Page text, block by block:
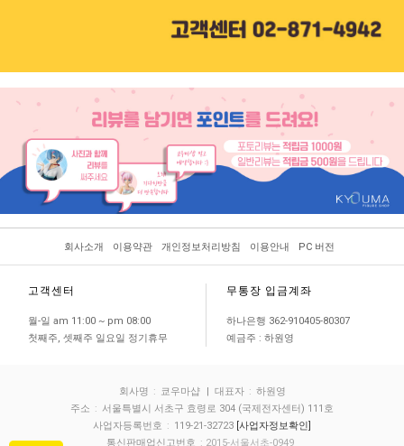
회사소개 이용약관 개인정보처리방침 이용안내 PC 버전
고객센터
월-일 am 11:00 ~ pm 08:00
첫째주, 셋째주 일요일 정기휴무
무통장 입금계좌
하나은행 362-910405-80307
예금주 : 하원영
회사명 : 쿄우마샵 | 대표자 : 하원영
주소 : 서울특별시 서초구 효령로 304 (국제전자센터) 111호
사업자등록번호 : 119-21-32723 [사업자정보확인]
통신판매업신고번호 : 2015-서울서초-0949